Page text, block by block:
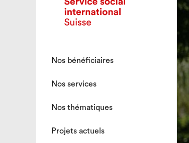
Nos bénéficiaires
Nos services
Nos thématiques
Projets actuels